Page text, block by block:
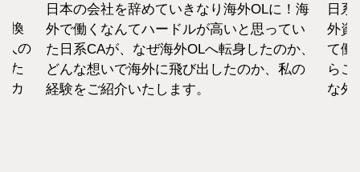
換
人の
た
カ
日本の会社を辞めていきなり海外OLに！海
外で働くなんてハードルが高いと思ってい
た日系CAが、なぜ海外OLへ転身したのか、
どんな想いで海外に飛び出したのか、私の
経験をご紹介いたします。
日
外資
て働
らこ
な外